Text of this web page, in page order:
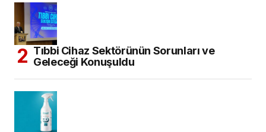
Tıbbi Cihaz Sektörünün Sorunları ve
Geleceği Konuşuldu